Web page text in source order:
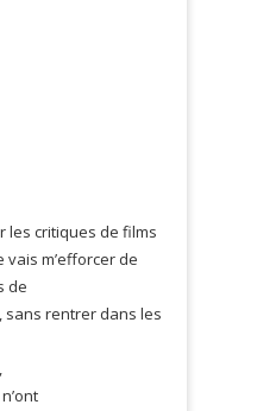
les critiques de films
m’efforcer de
de
rentrer dans les